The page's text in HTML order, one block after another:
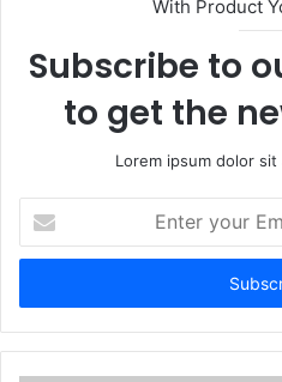
With Product
Subscribe to
to get the
Lorem ipsum dolor
t
r
y